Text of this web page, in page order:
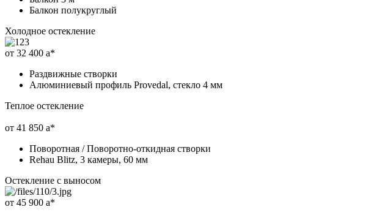
Балкон полукруглый
Холодное остекление
от 32 400 a*
Раздвижные створки
Алюминиевый профиль Provedal, стекло 4 мм
Теплое остекление
от 41 850 a*
Поворотная / Поворотно-откидная створки
Rehau Blitz, 3 камеры, 60 мм
Остекление с выносом
от 45 900 a*